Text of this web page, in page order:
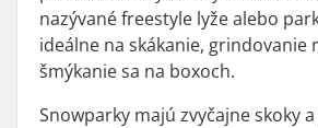
nazývané freestyle lyže alebo
ideálne na skákanie, grindovanie
šmýkanie sa na boxoch.
Snowparky majú zvyčajne skoky